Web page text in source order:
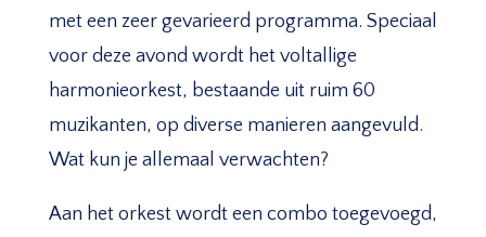
met een zeer gevarieerd programma. Speciaal
voor deze avond wordt het voltallige
harmonieorkest, bestaande uit ruim 60
muzikanten, op diverse manieren aangevuld.
Wat kun je allemaal verwachten?
Aan het orkest wordt een combo toegevoegd,